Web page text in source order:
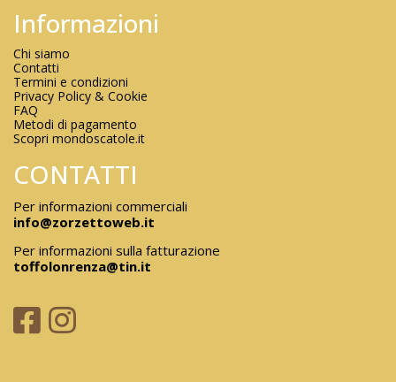
Informazioni
Chi siamo
Contatti
Termini e condizioni
Privacy Policy & Cookie
FAQ
Metodi di pagamento
Scopri mondoscatole.it
CONTATTI
Per informazioni commerciali
info@zorzettoweb.it
Per informazioni sulla fatturazione
toffolonrenza@tin.it